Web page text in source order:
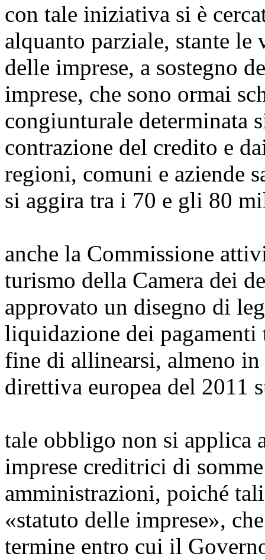
con tale iniziativa si è
alquanto parziale, stante
delle imprese, a sostegno
imprese, che sono ormai
congiunturale determinata
contrazione del credito e
regioni, comuni e aziende
si aggira tra i 70 e gli 80
anche la Commissione
turismo della Camera dei
approvato un disegno di
liquidazione dei
fine di allinearsi, almeno in
direttiva europea del 2011
tale obbligo non si applica
imprese creditrici di
amministrazioni, poiché
«statuto delle imprese»,
termine entro cui il